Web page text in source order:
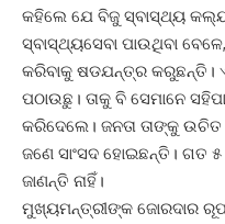
କହିଲେ ଯେ ବିଜୁ ସ୍ବାସ୍ଥ୍ୟ
ସ୍ବାସ୍ଥ୍ୟସେବା ପାଉଥିବା
କରିବାକୁ ଷଡଯନ୍ତ୍ର କରୁଛନ୍ତି।
ପଠାଉଛୁ। ତାକୁ ବି ସେମାନେ
କରିଦେଲେ। ଜନତା ତାଙ୍କୁ
ଜଣେ ସାଂସଦ ହୋଇଛନ୍ତି। ଗତ
ଜାଣନ୍ତି ନାହିଁ।
ମୁଖ୍ୟମନ୍ତ୍ରୀଙ୍କ ଜୋରଦାର